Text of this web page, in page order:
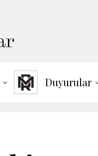
Duyurular